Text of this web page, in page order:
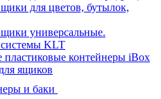
для цветов, бутылок,
универсальные.
KLT
пластиковые контейнеры iBox
ящиков
и баки